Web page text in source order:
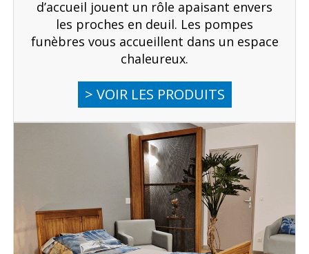
d’accueil jouent un rôle apaisant envers
les proches en deuil. Les pompes
funèbres vous accueillent dans un espace
chaleureux.
> VOIR LES PRODUITS